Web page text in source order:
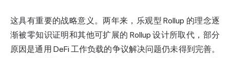
这具有重要的战略意义。两年来，乐观型 Rollup 的理念逐
渐被零知识证明和其他可扩展的 Rollup 设计所取代，部分
原因是通用 DeFi 工作负载的争议解决问题仍未得到完善。